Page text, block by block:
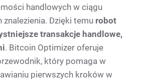
handlowych w ciągu
Dzięki temu robot
transakcje handlowe,
. Bitcoin Optimizer oferuje
który pomaga w
pierwszych kroków w